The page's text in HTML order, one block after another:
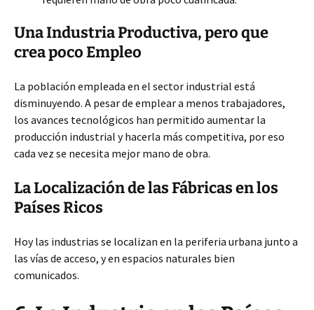
Una Industria Productiva, pero que
crea poco Empleo
La población empleada en el sector industrial está
disminuyendo. A pesar de emplear a menos trabajadores,
los avances tecnológicos han permitido aumentar la
producción industrial y hacerla más competitiva, por eso
cada vez se necesita mejor mano de obra.
La Localización de las Fábricas en los
Países Ricos
Hoy las industrias se localizan en la periferia urbana junto a
las vías de acceso, y en espacios naturales bien
comunicados.